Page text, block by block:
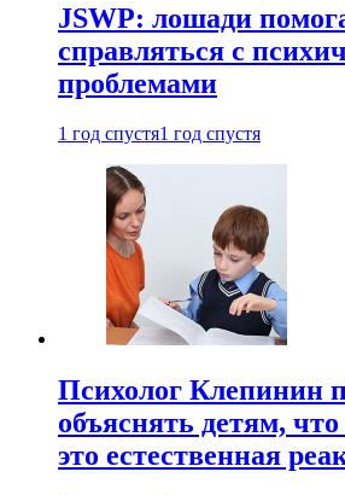
JSWP: лошади
справляться с
проблемами
1 год спустя1 год спустя
Психолог Клепинин
объяснять детям,
это естественная